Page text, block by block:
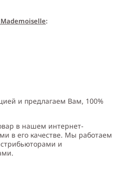
Mademoiselle:
ветивер, мускус, опопонакс,
и предлагаем Вам, 100%
в нашем интернет-
в его качестве. Мы работаем
и